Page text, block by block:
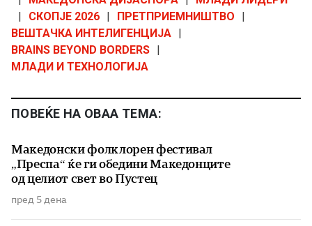
СКОПЈЕ 2026 ПРЕТПРИЕМНИШТВО
ВЕШТАЧКА ИНТЕЛИГЕНЦИЈА
BRAINS BEYOND BORDERS
МЛАДИ И ТЕХНОЛОГИЈА
ПОВЕЌЕ НА ОВАА ТЕМА:
Македонски фолклорен фестивал
„Преспа“ ќе ги обедини Македонците
од целиот свет во Пустец
пред 5 дена